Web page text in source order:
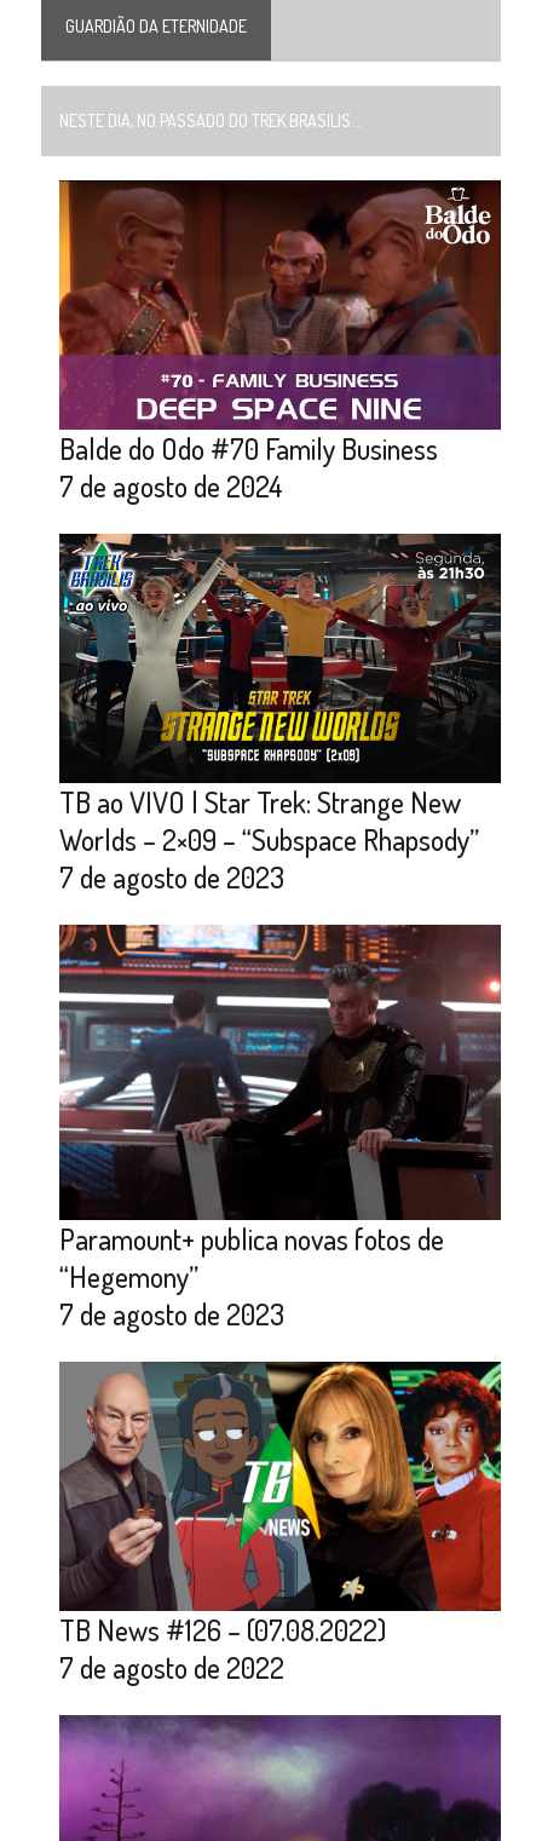
GUARDIÃO DA ETERNIDADE
NESTE DIA, NO PASSADO DO TREK BRASILIS...
Balde do Odo #70 Family Business
7 de agosto de 2024
TB ao VIVO | Star Trek: Strange New
Worlds – 2×09 – “Subspace Rhapsody”
7 de agosto de 2023
Paramount+ publica novas fotos de
“Hegemony”
7 de agosto de 2023
TB News #126 – (07.08.2022)
7 de agosto de 2022